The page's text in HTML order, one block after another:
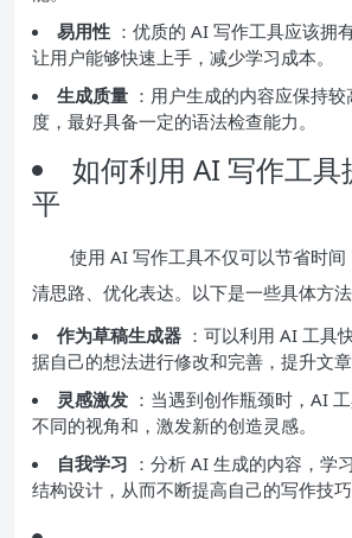
易用性 ：优质的 AI 写作工具应该拥
让用户能够快速上手，减少学习成本。
生成质量 ：用户生成的内容应保持
度，最好具备一定的语法检查能力。
如何利用 AI 写作工具
平
使用 AI 写作工具不仅可以节省时
清思路、优化表达。以下是一些具体方法
作为草稿生成器 ：可以利用 AI 工具
据自己的想法进行修改和完善，提升文章
灵感激发 ：当遇到创作瓶颈时，AI
不同的视角和，激发新的创造灵感。
自我学习 ：分析 AI 生成的内容，学
结构设计，从而不断提高自己的写作技巧